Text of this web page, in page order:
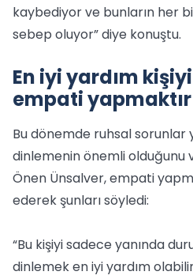
kaybediyor ve bunların her
sebep oluyor” diye konuştu.
En iyi yardım
empati yapmaktır
Bu dönemde ruhsal sorunlar
dinlemenin önemli olduğunu
Önen Ünsalver, empati
ederek şunları söyledi:
“Bu kişiyi sadece yanında
dinlemek en iyi yardım